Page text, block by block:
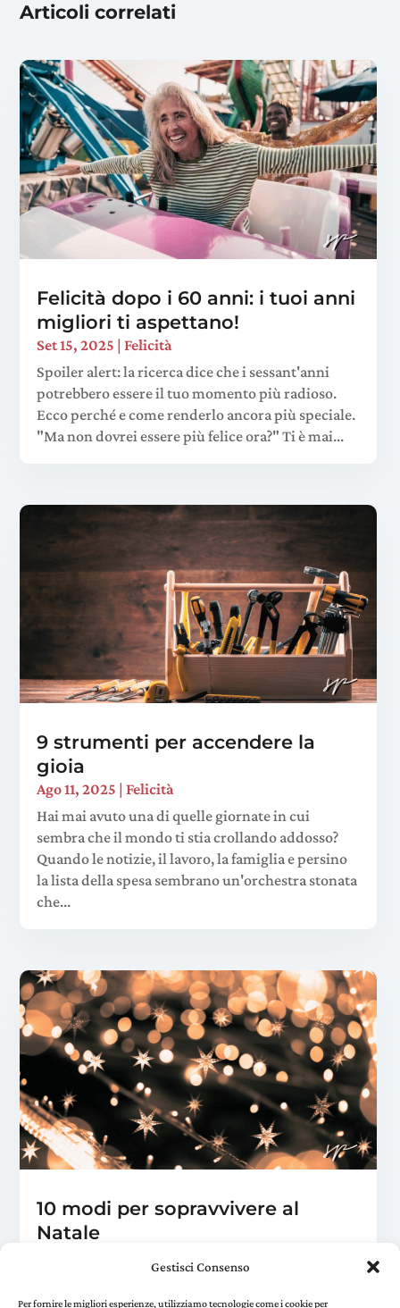
Gestisci Consenso
Per fornire le migliori esperienze, utilizziamo tecnologie come i cookie per
Articoli correlati
Felicità dopo i 60 anni: i tuoi anni
migliori ti aspettano!
Set 15, 2025 |Felicità
Spoiler alert: la ricerca dice che i sessant'anni
potrebbero essere il tuo momento più radioso.
Ecco perché e come renderlo ancora più speciale.
"Ma non dovrei essere più felice ora?" Ti è mai...
9 strumenti per accendere la
gioia
Ago 11, 2025 |Felicità
Hai mai avuto una di quelle giornate in cui
sembra che il mondo ti stia crollando addosso?
Quando le notizie, il lavoro, la famiglia e persino
la lista della spesa sembrano un'orchestra stonata
che...
10 modi per sopravvivere al
Natale
Natale, fanno l'albero alla fine di agosto e